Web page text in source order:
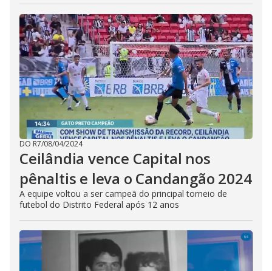
DO R7/08/04/2024
Ceilândia vence Capital nos
pênaltis e leva o Candangão 2024
A equipe voltou a ser campeã do principal torneio de
futebol do Distrito Federal após 12 anos